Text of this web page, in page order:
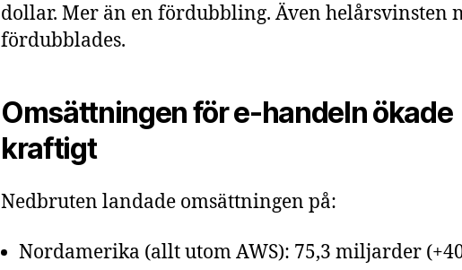
dollar. Mer än en fördubbling. Även helårsvinsten
fördubblades.
Omsättningen för e-handeln ökade
kraftigt
Nedbruten landade omsättningen på:
Nordamerika (allt utom AWS): 75,3 miljarder